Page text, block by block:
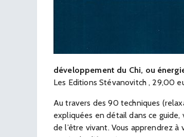
développement du Chi, ou
Les Editions Stévanovitch , 29,00
Au travers des 90 techniques
expliquées en détail dans ce
de l’être vivant. Vous apprendrez